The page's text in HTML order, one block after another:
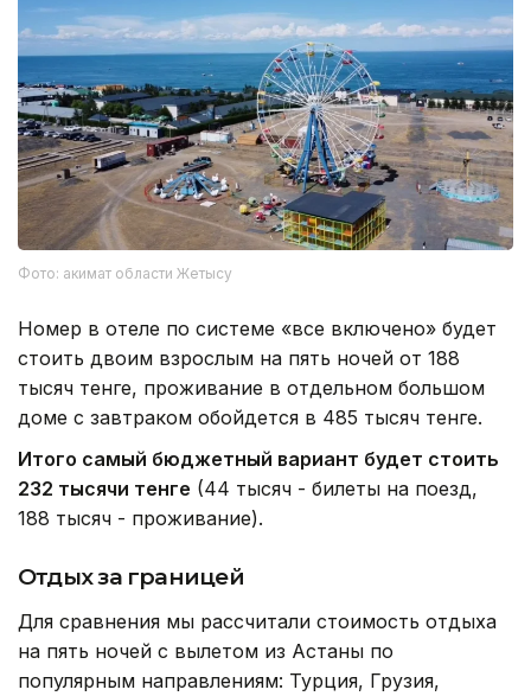
Фото: акимат области Жетысу
Номер в отеле по системе «все включено» будет
стоить двоим взрослым на пять ночей от 188
тысяч тенге, проживание в отдельном большом
доме с завтраком обойдется в 485 тысяч тенге.
Итого самый бюджетный вариант будет стоить
232 тысячи тенге (44 тысяч - билеты на поезд,
188 тысяч - проживание).
Отдых за границей
Для сравнения мы рассчитали стоимость отдыха
на пять ночей с вылетом из Астаны по
популярным направлениям: Турция, Грузия,